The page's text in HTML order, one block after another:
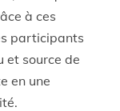
à ces
participants
et source de
en une